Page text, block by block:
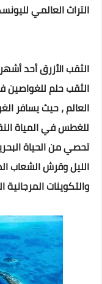
التراث العالمي
الثقب الأزرق أحد
العالم ، حيث يسافر
للغطس في المياة
تحصي من الحياة
الليل وقرش الشعاب
والتكوينات المرجانية